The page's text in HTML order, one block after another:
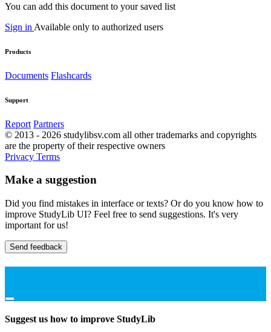
You can add this document to your saved list
Sign in Available only to authorized users
Products
Documents Flashcards
Support
Report Partners
© 2013 - 2026 studylibsv.com all other trademarks and copyrights
are the property of their respective owners
Privacy Terms
Make a suggestion
Did you find mistakes in interface or texts? Or do you know how to
improve StudyLib UI? Feel free to send suggestions. It's very
important for us!
Send feedback
Suggest us how to improve StudyLib